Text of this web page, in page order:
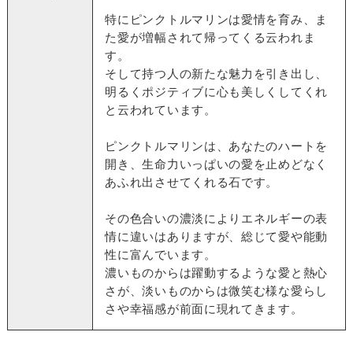
特にピンクトルマリンは愛情を育み、ま
た愛が増幅されて帰ってくる云われま
す。
そして持つ人の新たな魅力を引き出し、
明るくポジティブに心も美しくしてくれ
と云われています。
ピンクトルマリンは、あなたのハートを
開き、生命力いっぱいの愛を止めどなく
あふれ出させてくれる石です。
その色合いの濃淡によりエネルギーの表
情に違いはありますが、総じて愛や能動
性に富んでいます。
濃いものからは躍動するような愛と熱心
さが、淡いものからは微笑む様な愛らし
さや幸福感が前面に現れてきます。